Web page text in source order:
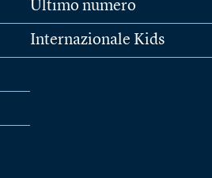
Ultimo numero
Internazionale Kids